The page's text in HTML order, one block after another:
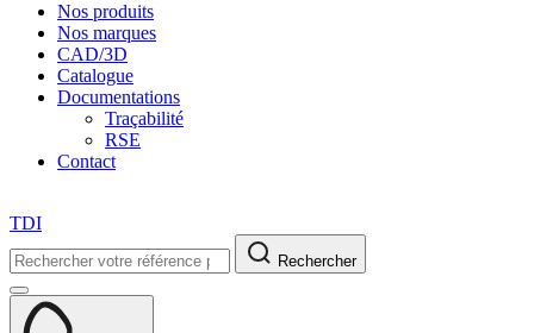
Nos produits
Nos marques
CAD/3D
Catalogue
Documentations
Traçabilité
RSE
Contact
TDI
Rechercher